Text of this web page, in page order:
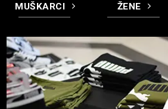
MUŠKARCI ŽENE